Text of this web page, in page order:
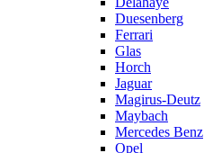
Duesenberg
Ferrari
Glas
Horch
Jaguar
Magirus-Deutz
Maybach
Mercedes Benz
Opel